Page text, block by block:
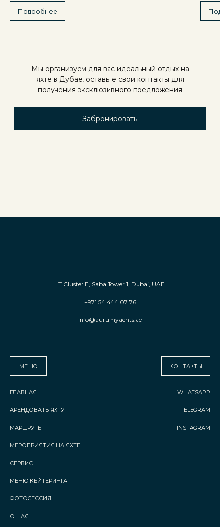
Подробнее
Забронировать
Мы организуем для вас идеальный отдых на
яхте в Дубае, оставьте свои контакты для
получения эксклюзивного предложения
АРЕНДОВАТЬ ЯХТУ
ГЛАВНАЯ
МАРШРУТЫ
МЕРОПРИЯТИЯ НА ЯХТЕ
СЕРВИС
МЕНЮ КЕЙТЕРИНГА
ФОТОСЕССИЯ
О НАС
WHATSAPP
TELEGRAM
INSTAGRAM
МЕНЮ КОНТАКТЫ
LT Cluster E, Saba Tower 1, Dubai, UAE
+971 54 444 07 76
info@aurumyachts.ae